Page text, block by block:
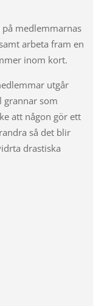
medlemmarnas
arbeta fram en
inom kort.
utgår
som
att någon gör ett
så det blir
drastiska